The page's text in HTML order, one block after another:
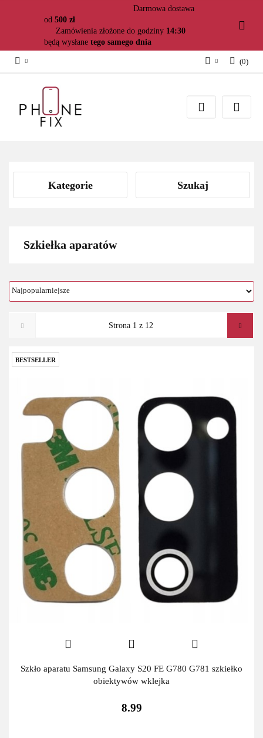
Darmowa dostawa
od 500 zł
Zamówienia złożone do godziny 14:30
będą wysłane tego samego dnia
Załóż konto
(0)
Kategorie Szukaj
Szkiełka aparatów
BESTSELLER
Szkło aparatu Samsung Galaxy S20 FE G780 G781 szkiełko
obiektywów wklejka
8.99